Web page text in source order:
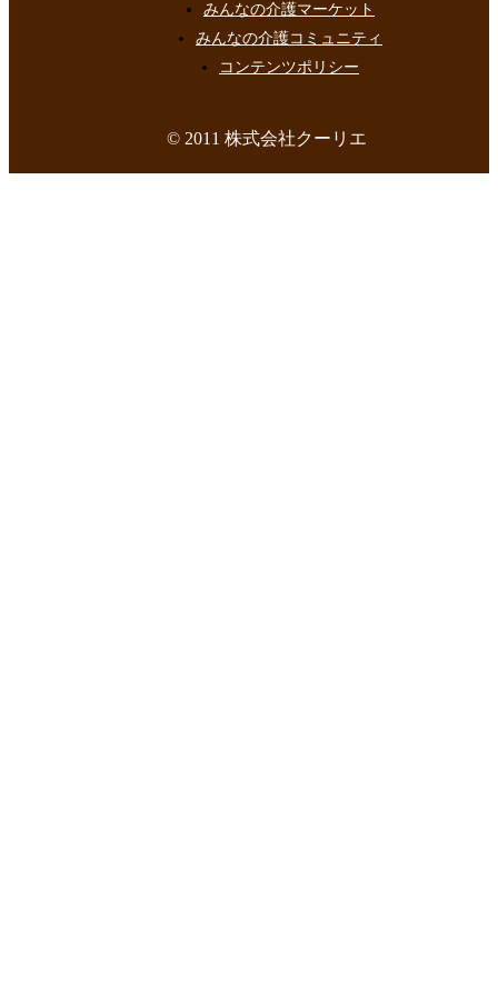
みんなの介護マーケット
みんなの介護コミュニティ
コンテンツポリシー
© 2011 株式会社クーリエ